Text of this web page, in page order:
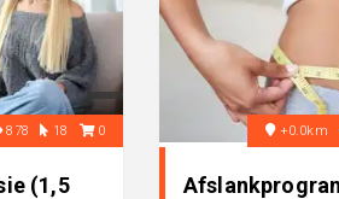
878 18 0
(1,5
+0.0km